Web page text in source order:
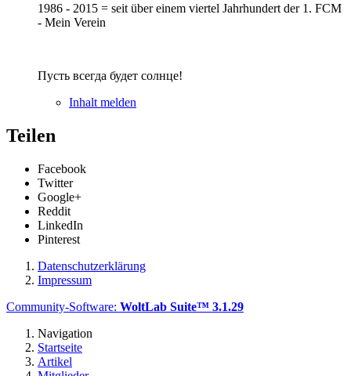
1986 - 2015 = seit über einem viertel Jahrhundert der 1. FCM
- Mein Verein
Пусть всегда будет солнце!
Inhalt melden
Teilen
Facebook
Twitter
Google+
Reddit
LinkedIn
Pinterest
Datenschutzerklärung
Impressum
Community-Software: WoltLab Suite™ 3.1.29
Navigation
Startseite
Artikel